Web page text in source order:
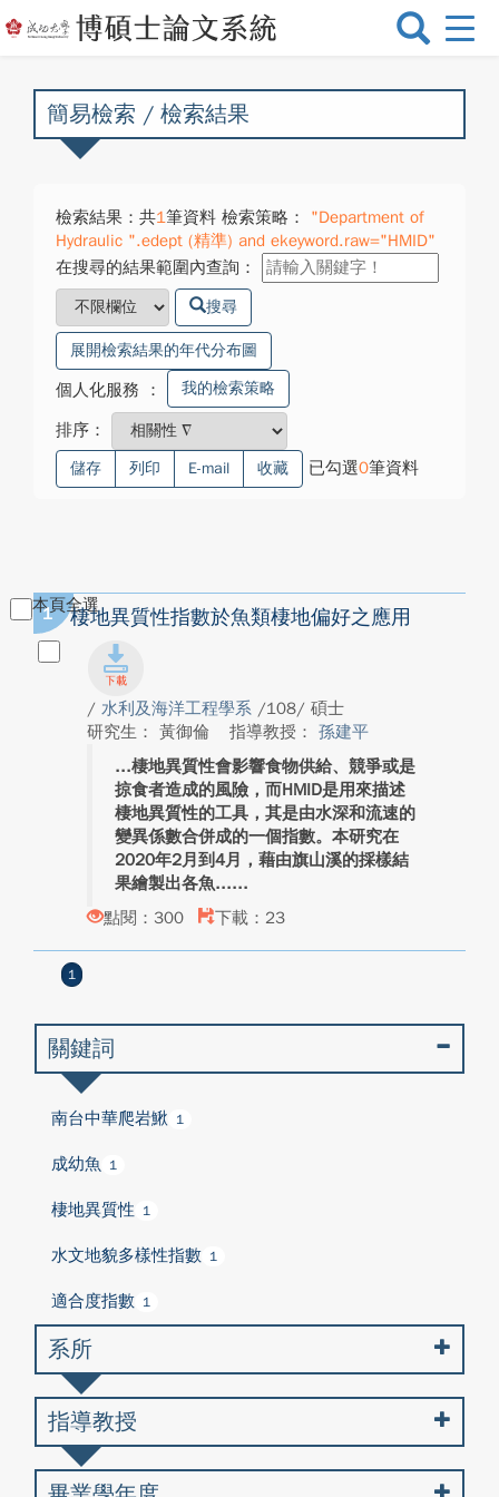
選
換
簡易檢索 / 檢索結果
檢索結果：共1筆資料 檢索策略：
"Department of
Hydraulic ".edept (精準) and ekeyword.raw="HMID"
在搜尋的結果範圍內查詢：
搜尋
展開檢索結果的年代分布圖
個人化服務 ： 我的檢索策略
排序：
儲存 列印 E-mail 收藏 已勾選0筆資料
本頁全選
1 棲地異質性指數於魚類棲地偏好之應用
/ 水利及海洋工程學系 /108/ 碩士
研究生： 黃御倫
指導教授： 孫建平
棲地異質性會影響食物供給、競爭或是
掠食者造成的風險，而HMID是用來描述
棲地異質性的工具，其是由水深和流速的
變異係數合併成的一個指數。本研究在
2020年2月到4月，藉由旗山溪的採樣結
果繪製出各魚...
點閱：300
下載：23
1
關鍵詞
南台中華爬岩鰍 1
成幼魚 1
棲地異質性 1
水文地貌多樣性指數 1
適合度指數 1
系所
指導教授